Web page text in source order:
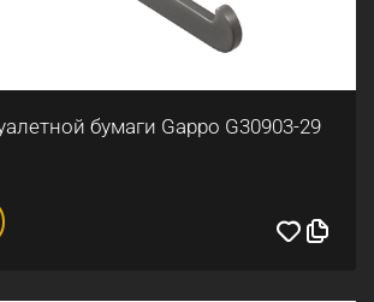
бумаги Gappo G30903-29